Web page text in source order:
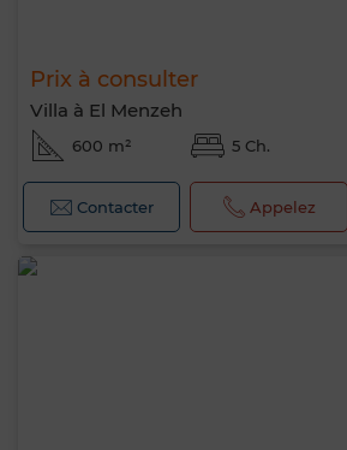
Prix à consulter
Villa à El Menzeh
600 m² 5 Ch.
Contacter Appelez